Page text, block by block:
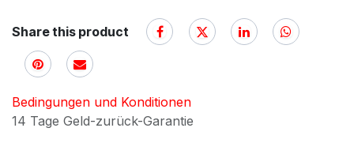
Share this product
Bedingungen und Konditionen
14 Tage Geld-zurück-Garantie